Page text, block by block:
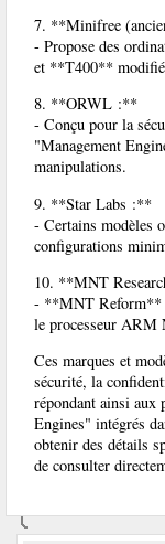
7. **Minifree
- Propose des
et **T400**
8. **ORWL :**
- Conçu pour la
"Management
manipulations.
9. **Star Labs :**
- Certains modèles
configurations
10. **MNT
- **MNT Reform**
le processeur ARM
Ces marques et
sécurité, la
répondant ainsi aux
Engines" intégrés
obtenir des détails
de consulter